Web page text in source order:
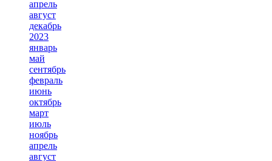
апрель
август
декабрь
2023
январь
май
сентябрь
февраль
июнь
октябрь
март
июль
ноябрь
апрель
август